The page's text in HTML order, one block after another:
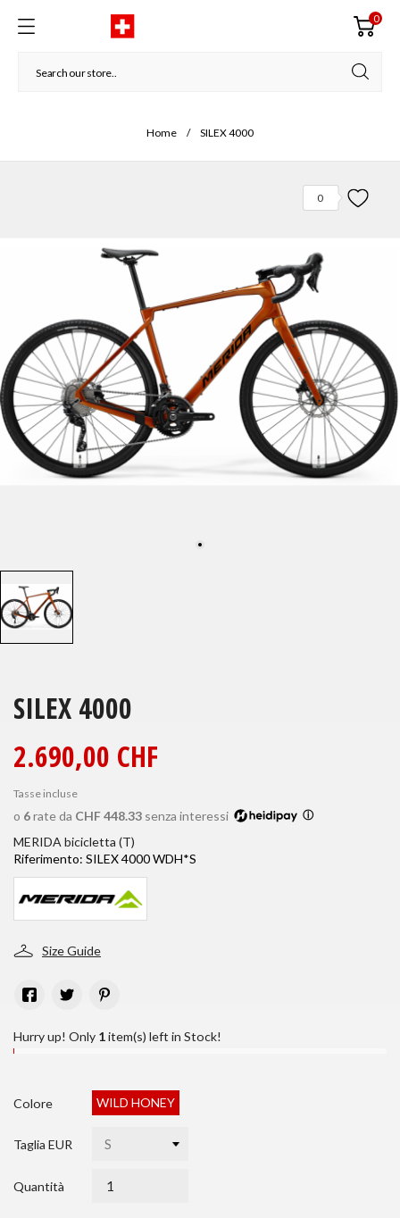
0
Home SILEX 4000
0
SILEX 4000
2.690,00 CHF
Tasse incluse
o 6rate da CHF 448.33 senza interessi ⓘ
MERIDA bicicletta (T)
Riferimento: SILEX 4000 WDH*S
Size Guide
Hurry up! Only 1item(s) left in Stock!
Colore WILD HONEY
Taglia EUR
Quantità